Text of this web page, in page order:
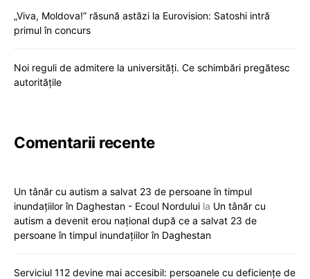
„Viva, Moldova!” răsună astăzi la Eurovision: Satoshi intră
primul în concurs
Noi reguli de admitere la universități. Ce schimbări pregătesc
autoritățile
Comentarii recente
Un tânăr cu autism a salvat 23 de persoane în timpul
inundațiilor în Daghestan - Ecoul Nordului la Un tânăr cu
autism a devenit erou național după ce a salvat 23 de
persoane în timpul inundațiilor în Daghestan
Serviciul 112 devine mai accesibil: persoanele cu deficiențe de